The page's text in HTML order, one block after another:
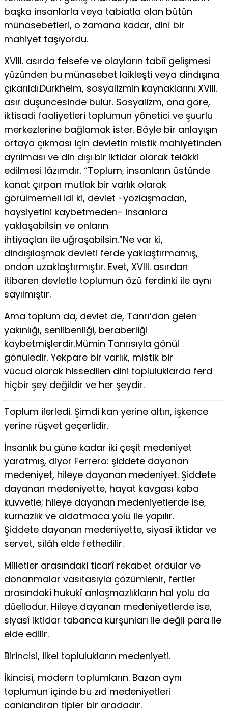
başka insanlarla veya tabiatla olan bütün
münasebetleri, o zamana kadar, dinî bir
mahiyet taşıyordu.
XVIII. asırda felsefe ve olayların tabiî gelişmesi
yüzünden bu münasebet laikleşti veya dindışına
çıkarıldı.Durkheim, sosyalizmin kaynaklarını XVIII.
asır düşüncesinde bulur. Sosyalizm, ona göre,
iktisadi faaliyetleri toplumun yönetici ve şuurlu
merkezlerine bağlamak ister. Böyle bir anlayışın
ortaya çıkması için devletin mistik mahiyetinden
ayrılması ve din dışı bir iktidar olarak telâkki
edilmesi lâzımdır. “Toplum, insanların üstünde
kanat çırpan mutlak bir varlık olarak
görülmemeli idi ki, devlet -yozlaşmadan,
haysiyetini kaybetmeden- insanlara
yaklaşabilsin ve onların
ihtiyaçları ile uğraşabilsin.”Ne var ki,
dindışılaşmak devleti ferde yaklaştırmamış,
ondan uzaklaştırmıştır. Evet, XVIII. asırdan
itibaren devletle toplumun özü ferdinki ile aynı
sayılmıştır.
Ama toplum da, devlet de, Tanrı’dan gelen
yakınlığı, senlibenliği, beraberliği
kaybetmişlerdir.Mümin Tanrısıyla gönül
gönüledir. Yekpare bir varlık, mistik bir
vücud olarak hissedilen dini topluluklarda ferd
hiçbir şey değildir ve her şeydir.
Toplum ilerledi. Şimdi kan yerine altın, işkence
yerine rüşvet geçerlidir.
İnsanlık bu güne kadar iki çeşit medeniyet
yaratmış, diyor Ferrero: şiddete dayanan
medeniyet, hileye dayanan medeniyet. Şiddete
dayanan medeniyette, hayat kavgası kaba
kuvvetle; hileye dayanan medeniyetlerde ise,
kurnazlık ve aldatmaca yolu ile yapılır.
Şiddete dayanan medeniyette, siyasî iktidar ve
servet, silâh elde fethedilir.
Milletler arasındaki ticarî rekabet ordular ve
donanmalar vasıtasıyla çözümlenir, fertler
arasındaki hukukî anlaşmazlıkların hal yolu da
düellodur. Hileye dayanan medeniyetlerde ise,
siyasî iktidar tabanca kurşunları ile değil para ile
elde edilir.
Birincisi, ilkel toplulukların medeniyeti.
İkincisi, modern toplumların. Bazan aynı
toplumun içinde bu zıd medeniyetleri
canlandıran tipler bir aradadır.